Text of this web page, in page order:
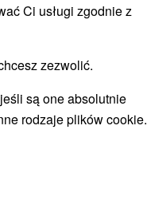
Ci usługi zgodnie z
zezwolić.
są one absolutnie
rodzaje plików cookie.